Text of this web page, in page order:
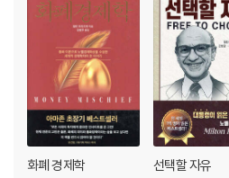
화폐 경제학 선택할 자유